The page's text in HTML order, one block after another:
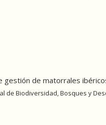
gestión de matorrales
de Biodiversidad, Bosques y